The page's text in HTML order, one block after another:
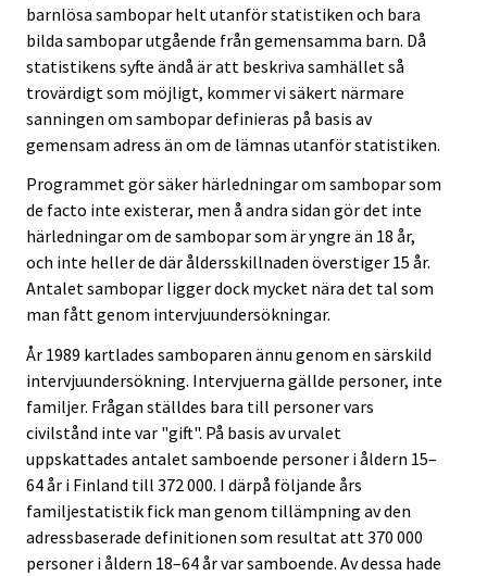
barnlösa sambopar helt utanför statistiken och bara
bilda sambopar utgående från gemensamma barn. Då
statistikens syfte ändå är att beskriva samhället så
trovärdigt som möjligt, kommer vi säkert närmare
sanningen om sambopar definieras på basis av
gemensam adress än om de lämnas utanför statistiken.
Programmet gör säker härledningar om sambopar som
de facto inte existerar, men å andra sidan gör det inte
härledningar om de sambopar som är yngre än 18 år,
och inte heller de där åldersskillnaden överstiger 15 år.
Antalet sambopar ligger dock mycket nära det tal som
man fått genom intervjuundersökningar.
År 1989 kartlades samboparen ännu genom en särskild
intervjuundersökning. Intervjuerna gällde personer, inte
familjer. Frågan ställdes bara till personer vars
civilstånd inte var "gift". På basis av urvalet
uppskattades antalet samboende personer i åldern 15–
64 år i Finland till 372 000. I därpå följande års
familjestatistik fick man genom tillämpning av den
adressbaserade definitionen som resultat att 370 000
personer i åldern 18–64 år var samboende. Av dessa hade